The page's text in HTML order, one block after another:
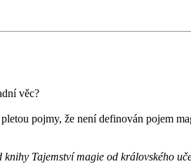
věc?
pojmy, že není definován pojem
knihy Tajemství magie od královského